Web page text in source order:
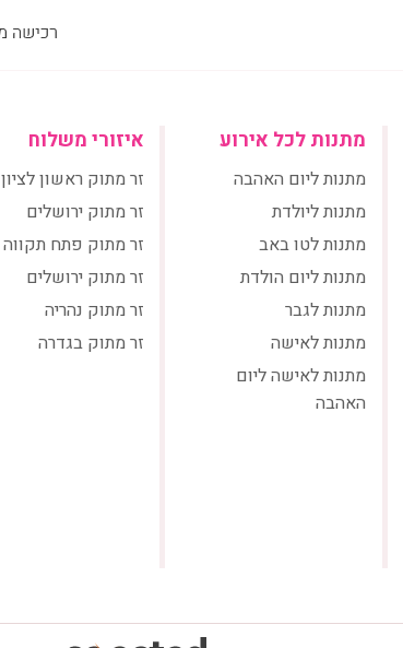
מתנות לכל אירוע
מתנות ליום האהבה
מתנות ליולדת
מתנות לטו באב
מתנות ליום הולדת
מתנות לגבר
מתנות לאישה
מתנות לאישה ליום
האהבה
איזורי משלוח
זר מתוק ראשון לציון
זר מתוק ירושלים
זר מתוק פתח תקווה
זר מתוק ירושלים
זר מתוק נהריה
זר מתוק בגדרה